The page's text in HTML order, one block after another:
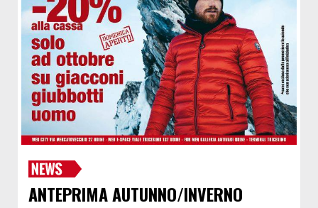
ANTEPRIMA AUTUNNO/INVERNO